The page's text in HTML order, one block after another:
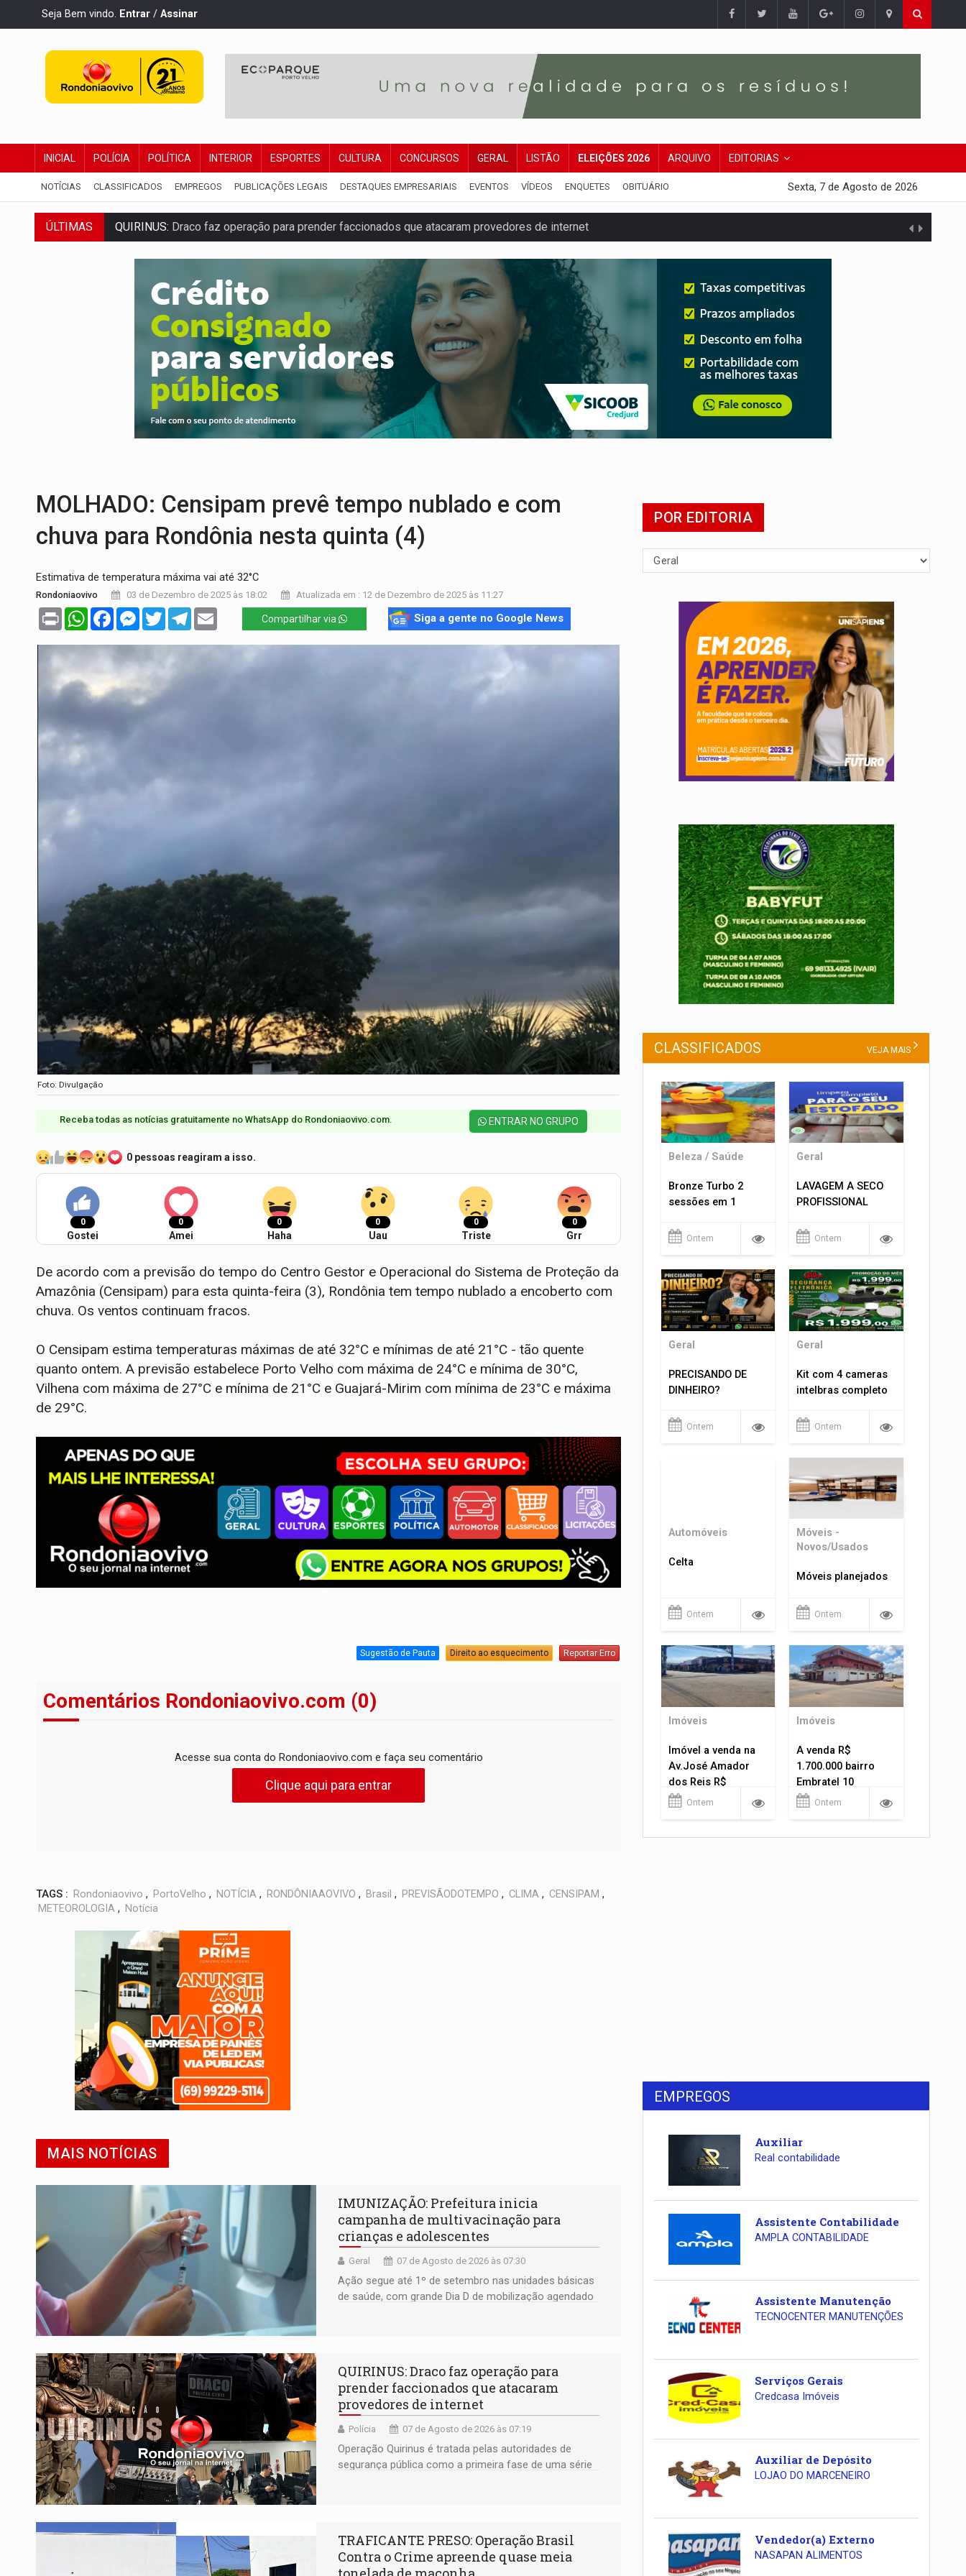
Seja Bem vindo. Entrar / Assinar
INICIAL POLÍCIA POLÍTICA INTERIOR ESPORTES CULTURA CONCURSOS GERAL LISTÃO ELEIÇÕES 2026 ARQUIVO EDITORIAS
NOTÍCIAS CLASSIFICADOS EMPREGOS PUBLICAÇÕES LEGAIS DESTAQUES EMPRESARIAIS EVENTOS VÍDEOS ENQUETES OBITUÁRIO Sexta, 7 de Agosto de 2026
ÚLTIMAS
QUIRINUS:Draco faz operação para prender faccionados que atacaram provedores de internet
TRAFICANTE PRESO:Operação Brasil Contra o Crime apreende quase meia tonelada de maconha
Trabalho inédito vai garantir água potável para comunidades do Baixo Madeira
FAMÍLIA MORREU: Identificadas as cinco vítimas de acidente na BR-364, entre elas uma criança
BRASIL CONTRA O CRIME:Acusado de guardar armas de facção é preso com revólveres e espingardas
TRAGÉDIA:Sobe para cinco o número de mortos em colisão entre carreta e Fiat Uno na BR-364
TRANSPORTE DE ARROZ: MPF assegura cumprimento da legislação sobre transporte de cargas por empresa
DEEPFAKE: Sancionada lei contra violência sexual infantil na internet e via IA
COLEGIADO:Brasil e Rússia discutem energia nuclear, defesa e ciência em Brasília
MOLHADO: Censipam prevê tempo nublado e com
chuva para Rondônia nesta quinta (4)
Estimativa de temperatura máxima vai até 32°C
Rondoniaovivo 03 de Dezembro de 2025 às 18:02 Atualizada em : 12 de Dezembro de 2025 às 11:27
Print WhatsAppFacebookMessenger
TwitterTelegram Compartilhar via Siga a gente no Google News
Foto: Divulgação
Receba todas as notícias gratuitamente no WhatsApp do Rondoniaovivo.com.​ ENTRAR NO GRUPO
0 pessoas reagiram a isso.
0
Gostei
0
Amei
0
Haha
0
Uau
0
Triste
0
Grr
De acordo com a previsão do tempo do Centro Gestor e Operacional do Sistema de Proteção da
Amazônia (Censipam) para esta quinta-feira (3), Rondônia tem tempo nublado a encoberto com
chuva. Os ventos continuam fracos.
O Censipam estima temperaturas máximas de até 32°C e mínimas de até 21°C - tão quente
quanto ontem. A previsão estabelece Porto Velho com máxima de 24°C e mínima de 30°C,
Vilhena com máxima de 27°C e mínima de 21°C e Guajará-Mirim com mínima de 23°C e máxima
de 29°C.
Sugestão de Pauta Direito ao esquecimento Reportar Erro
Comentários Rondoniaovivo.com (0)
Acesse sua conta do Rondoniaovivo.com e faça seu comentário
Clique aqui para entrar
TAGS : Rondoniaovivo , PortoVelho , NOTÍCIA , RONDÔNIAAOVIVO , Brasil , PREVISÃODOTEMPO , CLIMA , CENSIPAM ,
METEOROLOGIA , Notícia
MAIS NOTÍCIAS
IMUNIZAÇÃO: Prefeitura inicia
campanha de multivacinação para
crianças e adolescentes
Geral 07 de Agosto de 2026 às 07:30
Ação segue até 1º de setembro nas unidades básicas
de saúde, com grande Dia D de mobilização agendado
QUIRINUS: Draco faz operação para
prender faccionados que atacaram
provedores de internet
Polícia 07 de Agosto de 2026 às 07:19
Operação Quirinus é tratada pelas autoridades de
segurança pública como a primeira fase de uma série
TRAFICANTE PRESO: Operação Brasil
Contra o Crime apreende quase meia
POR EDITORIA
CLASSIFICADOS VEJA MAIS
Beleza / Saúde
Bronze Turbo 2
sessões em 1
Ontem
Geral
LAVAGEM A SECO
PROFISSIONAL
Ontem
Geral
PRECISANDO DE
DINHEIRO?
Ontem
Geral
Kit com 4 cameras
intelbras completo
Ontem
Automóveis
Celta
Ontem
Móveis -
Novos/Usados
Móveis planejados
Ontem
Imóveis
Imóvel a venda na
Av.José Amador
dos Reis R$
1.400.000
Ontem
Imóveis
A venda R$
1.700.000 bairro
Embratel 10
apartamentos!
Ontem
EMPREGOS
Auxiliar
Real contabilidade
Assistente Contabilidade
AMPLA CONTABILIDADE
Assistente Manutenção
TECNOCENTER MANUTENÇÕES
Serviços Gerais
Credcasa Imóveis
Auxiliar de Depósito
LOJAO DO MARCENEIRO
Vendedor(a) Externo
NASAPAN ALIMENTOS